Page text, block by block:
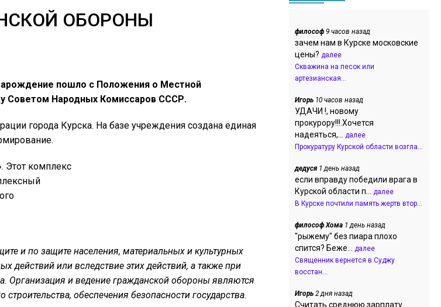
ОБОРОНЫ
пошло с Положения о Местной
Советом Народных Комиссаров СССР.
города Курска. На базе учреждения создана единая
Этот комплекс
и по защите населения, материальных и культурных
действий или вследствие этих действий, а также при
Организация и ведение гражданской обороны являются
обеспечения безопасности государства.
философ 9 часов назад
зачем нам в Курске московские
цены? далее
Скважина на песок или
артезианская...
Игорь 10 часов назад
УДАЧИ !, новому
прокурору!!!.Хочется
надеяться,... далее
Прокуратуру Курской области возгла...
дедуся1 день назад
если вправду победили врага в
Курской области п... далее
В Курске почтили память жертв втор...
философ Хома 1 день назад
"рыжему" без пиара плохо
спится? Беже... далее
Священник вернется в Суджу
восстан...
Игорь 2 дня назад
Считать среднюю зарплату